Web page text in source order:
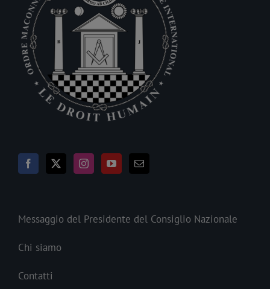
Messaggio del Presidente del Consiglio Nazionale
Chi siamo
Contatti